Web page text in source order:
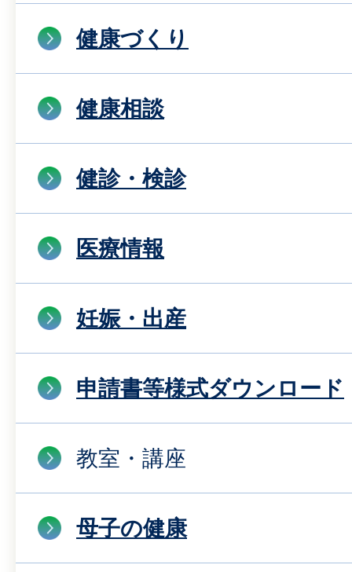
健康づくり
健康相談
健診・検診
医療情報
妊娠・出産
申請書等様式ダウンロード
教室・講座
母子の健康